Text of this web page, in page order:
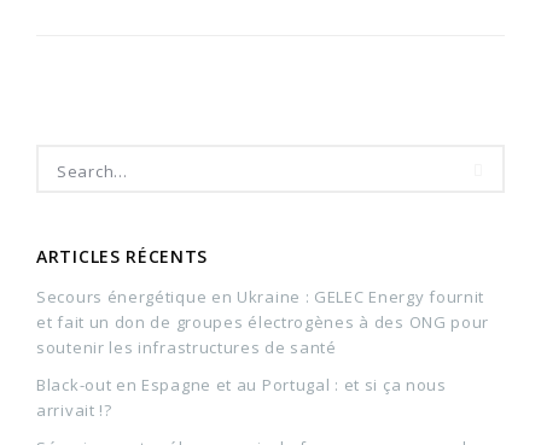
ARTICLES RÉCENTS
Secours énergétique en Ukraine : GELEC Energy fournit
et fait un don de groupes électrogènes à des ONG pour
soutenir les infrastructures de santé
Black-out en Espagne et au Portugal : et si ça nous
arrivait !?